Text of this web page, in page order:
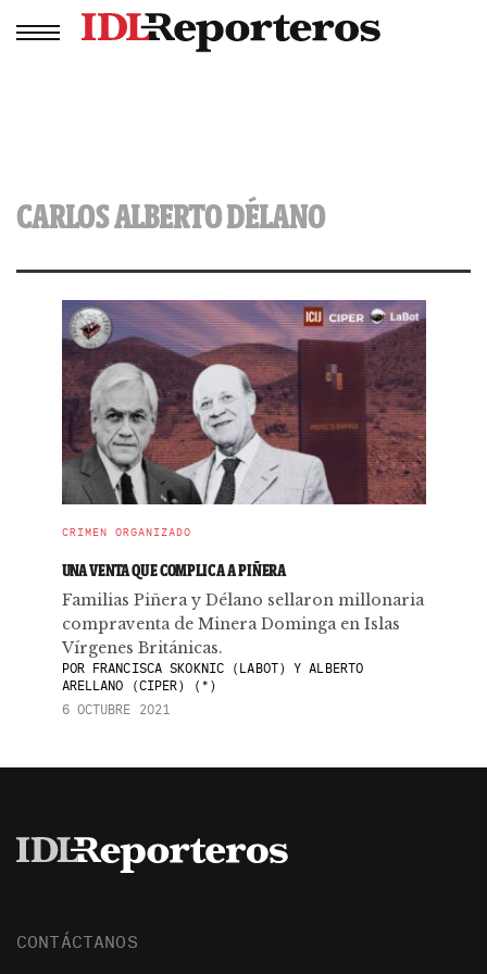
CARLOS ALBERTO DÉLANO
CRIMEN ORGANIZADO
UNA VENTA QUE COMPLICA A PIÑERA
Familias Piñera y Délano sellaron millonaria
compraventa de Minera Dominga en Islas
Vírgenes Británicas.
PORFRANCISCA SKOKNIC (LABOT) Y ALBERTO
ARELLANO (CIPER) (*)
6 OCTUBRE 2021
CONTÁCTANOS